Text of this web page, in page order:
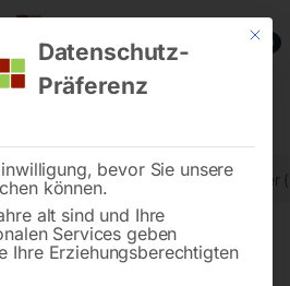
0
/ Heizkanonen Stufenschalter
Mit
Datenschutz-
Präferenz
bevor Sie unsere
können.
alt sind und Ihre
Services geben
Ihre Erziehungsberechtigten